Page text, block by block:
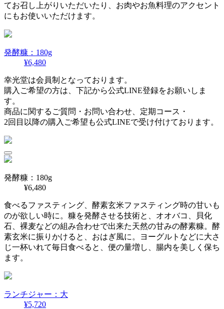
てお召し上がりいただいたり、お肉やお魚料理のアクセント
にもお使いいただけます。
発酵糠：180g
¥6,480
幸光堂は会員制となっております。
購入ご希望の方は、下記から公式LINE登録をお願いしま
す。
商品に関するご質問・お問い合わせ、定期コース・
2回目以降の購入ご希望も公式LINEで受け付けております。
発酵糠：180g
¥6,480
食べるファスティング、酵素玄米ファスティング時の甘いも
のが欲しい時に。糠を発酵させる技術と、オオバコ、貝化
石、裸麦などの組み合わせで出来た天然の甘みの酵素糠。酵
素玄米に振りかけると、おはぎ風に。ヨーグルトなどに大さ
じ一杯いれて毎日食べると、便の量増し、腸内を美しく保ち
ます。
ランチジャー：大
¥5,720